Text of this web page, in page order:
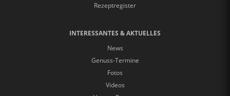
Rezeptregister
INTERESSANTES & AKTUELLES
News
Genuss-Termine
Fotos
Videos